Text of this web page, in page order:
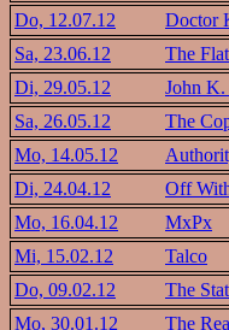
Do, 12.07.12
Doctor
Sa, 23.06.12
The
Di, 29.05.12
John K.
Sa, 26.05.12
The
Mo, 14.05.12
Di, 24.04.12
Off
Mo, 16.04.12
MxPx
Mi, 15.02.12
Talco
Do, 09.02.12
The
Mo, 30.01.12
The